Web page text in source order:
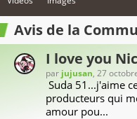
Avis de la
I love you
par jujusan, 27
Suda 51...j'aime
producteurs qui
amour pou...